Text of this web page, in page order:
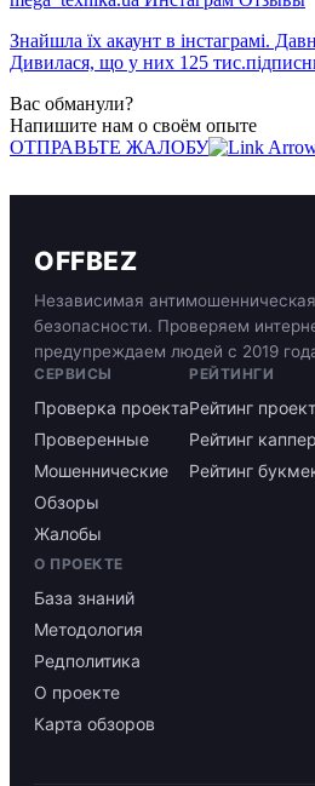
Знайшла їх акаунт в інстаграмі.
Дивилася, що у них 125
Вас обманули?
Напишите нам о своём опыте
ОТПРАВЬТЕ ЖАЛОБУ
OFFBEZ
Независимая
безопасности. Проверяем
предупреждаем людей с 2019
СЕРВИСЫ
Проверка проекта
Проверенные
Мошеннические
Обзоры
Жалобы
РЕЙТИНГИ
Рейтинг
Рейтинг
Рейтинг
О ПРОЕКТЕ
База знаний
Методология
Редполитика
О проекте
Карта обзоров